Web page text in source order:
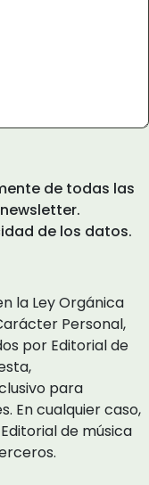
de todas las
de los datos.
la Ley Orgánica
Personal,
por Editorial de
para
En cualquier caso,
de música